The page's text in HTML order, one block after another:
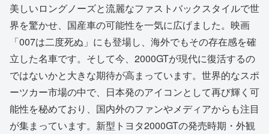
美しいロングノーズと流麗なファストバックスタイルで世
界を驚かせ、国産車の可能性を一気に広げました。映画
「007は二度死ぬ」にも登場し、海外でもその存在感を確
立した名車です。そして今、2000GTが現代に復活するの
ではないかと大きな期待が高まっています。世界的なスポ
ーツカー市場の中で、日本発のアイコンとして再び輝く可
能性を秘めており、国内外のファンやメディアからも注目
が集まっています。新型トヨタ2000GTの発売時期・外観